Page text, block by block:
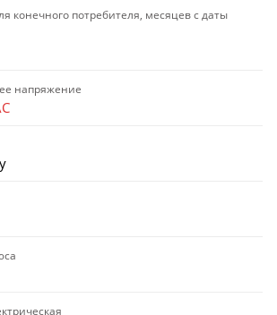
конечного потребителя, месяцев с даты
напряжение